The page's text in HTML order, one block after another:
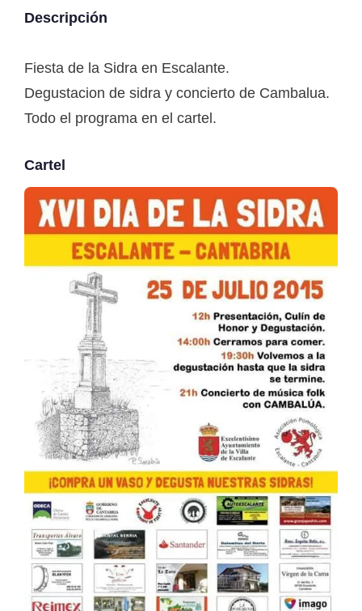
Descripción
Fiesta de la Sidra en Escalante.
Degustacion de sidra y concierto de Cambalua.
Todo el programa en el cartel.
Cartel